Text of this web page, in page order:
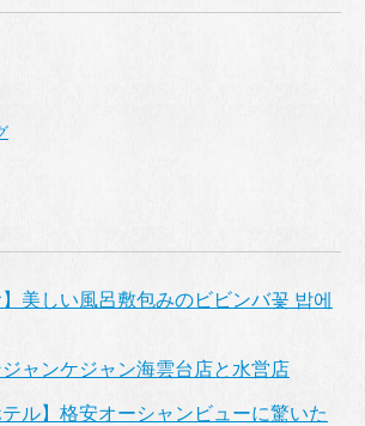
】美しい風呂敷包みのビビンバ꽃 밥에
ャンケジャン海雲台店と水営店
ル】格安オーシャンビューに驚いた